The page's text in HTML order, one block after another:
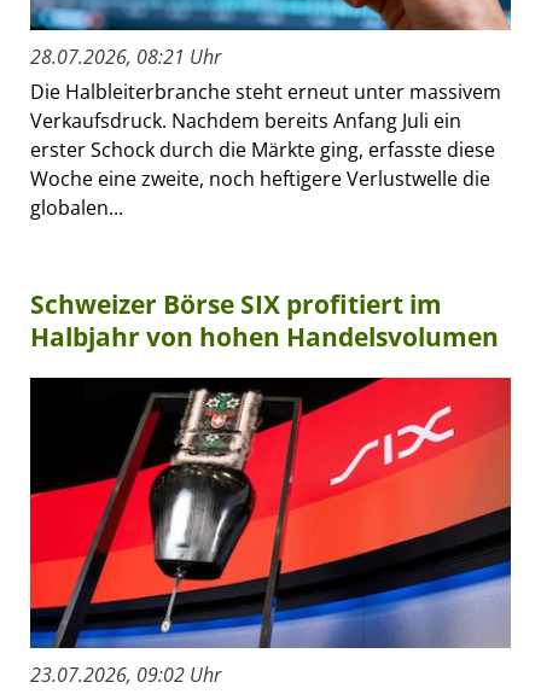
28.07.2026, 08:21 Uhr
Die Halbleiterbranche steht erneut unter massivem
Verkaufsdruck. Nachdem bereits Anfang Juli ein
erster Schock durch die Märkte ging, erfasste diese
Woche eine zweite, noch heftigere Verlustwelle die
globalen...
Schweizer Börse SIX profitiert im
Halbjahr von hohen Handelsvolumen
23.07.2026, 09:02 Uhr